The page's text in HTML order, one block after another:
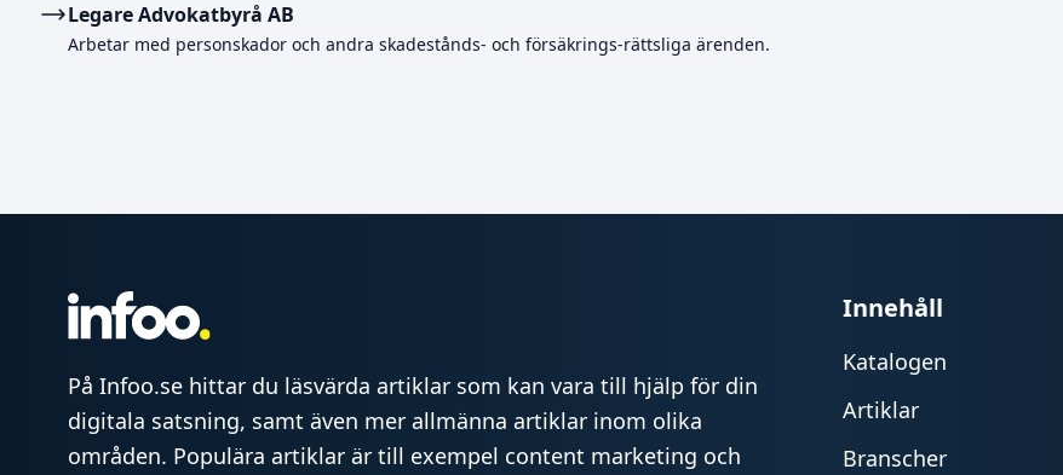
Legare Advokatbyrå AB
Arbetar med personskador och andra skadestånds- och försäkrings-rättsliga ärenden.
På Infoo.se hittar du läsvärda artiklar som kan vara till hjälp för din
digitala satsning, samt även mer allmänna artiklar inom olika
områden. Populära artiklar är till exempel content marketing och
Innehåll
Katalogen
Artiklar
Branscher